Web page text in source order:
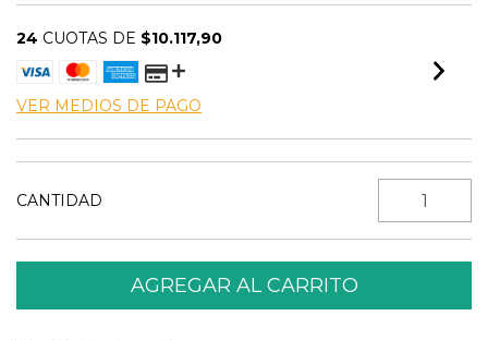
24 CUOTAS DE $10.117,90
VER MEDIOS DE PAGO
CANTIDAD